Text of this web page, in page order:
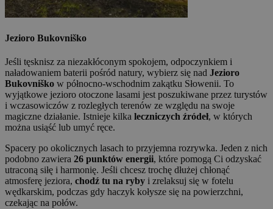
Jezioro Bukovniško
Jeśli tęsknisz za niezakłóconym spokojem, odpoczynkiem i
naładowaniem baterii pośród natury, wybierz się nad Jezioro
Bukovniško w północno-wschodnim zakątku Słowenii. To
wyjątkowe jezioro otoczone lasami jest poszukiwane przez turystów
i wczasowiczów z rozległych terenów ze względu na swoje
magiczne działanie. Istnieje kilka leczniczych źródeł, w których
można usiąść lub umyć ręce.
Spacery po okolicznych lasach to przyjemna rozrywka. Jeden z nich
podobno zawiera 26 punktów energii, które pomogą Ci odzyskać
utraconą siłę i harmonię. Jeśli chcesz trochę dłużej chłonąć
atmosferę jeziora, chodź tu na ryby i zrelaksuj się w fotelu
wędkarskim, podczas gdy haczyk kołysze się na powierzchni,
czekając na połów.